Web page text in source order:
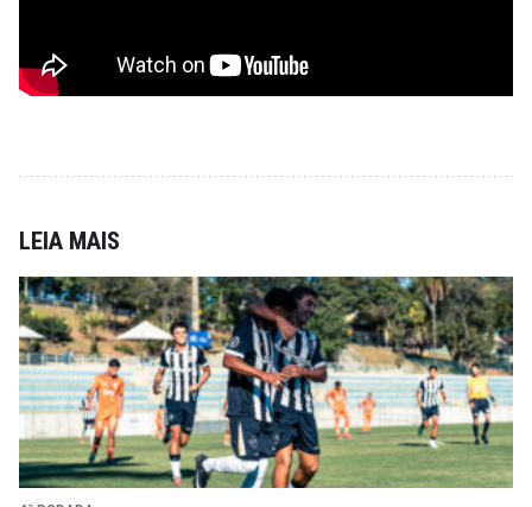
LEIA MAIS